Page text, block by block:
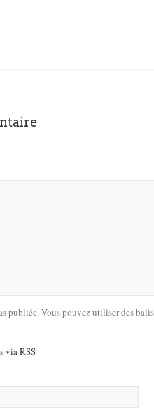
publiée. Vous pouvez utiliser des
via RSS